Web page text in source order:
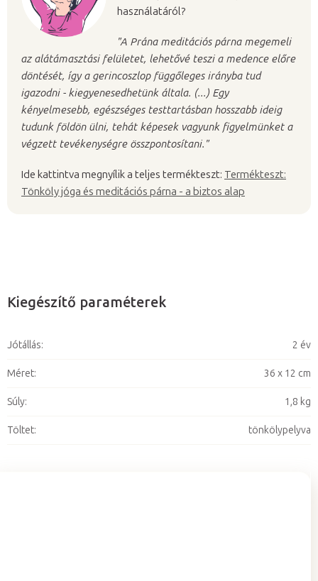
használatáról?
"A Prána meditációs párna megemeli
az alátámasztási felületet, lehetővé teszi a medence előre
döntését, így a gerincoszlop függőleges irányba tud
igazodni - kiegyenesedhetünk általa. (...) Egy
kényelmesebb, egészséges testtartásban hosszabb ideig
tudunk földön ülni, tehát képesek vagyunk figyelmünket a
végzett tevékenységre összpontosítani."
Ide kattintva megnyílik a teljes termékteszt: Termékteszt:
Tönköly jóga és meditációs párna - a biztos alap
Kiegészítő paraméterek
Jótállás: 2 év
Méret: 36 x 12 cm
Súly: 1,8 kg
Töltet: tönkölypelyva